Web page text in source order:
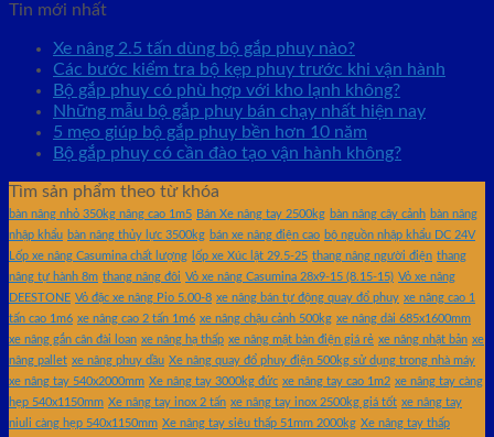
Tin mới nhất
Xe nâng 2.5 tấn dùng bộ gắp phuy nào?
Các bước kiểm tra bộ kẹp phuy trước khi vận hành
Bộ gắp phuy có phù hợp với kho lạnh không?
Những mẫu bộ gắp phuy bán chạy nhất hiện nay
5 mẹo giúp bộ gắp phuy bền hơn 10 năm
Bộ gắp phuy có cần đào tạo vận hành không?
Tìm sản phẩm theo từ khóa
bàn nâng nhỏ 350kg nâng cao 1m5 Bán Xe nâng tay 2500kg bàn nâng cây cảnh bàn nâng
nhập khẩu bàn nâng thủy lực 3500kg bán xe nâng điện cao bộ nguồn nhập khẩu DC 24V
Lốp xe nâng Casumina chất lượng
lốp xe Xúc lật 29.5-25 thang nâng người điện thang
nâng tự hành 8m thang nâng đôi Vỏ xe nâng Casumina 28x9-15 (8.15-15) Vỏ xe nâng
DEESTONE Vỏ đặc xe nâng Pio 5.00-8 xe nâng bán tự động quay đổ phuy xe nâng cao 1
tấn cao 1m6 xe nâng cao 2 tấn 1m6 xe nâng chậu cảnh 500kg xe nâng dài 685x1600mm
xe nâng gắn cân đài loan xe nâng hạ thấp xe nâng mặt bàn điện giá rẻ xe nâng nhật bản xe
nâng pallet xe nâng phuy dầu Xe nâng quay đổ phuy điện 500kg sử dụng trong nhà máy
xe nâng tay 540x2000mm Xe nâng tay 3000kg đức xe nâng tay cao 1m2 xe nâng tay càng
hẹp 540x1150mm Xe nâng tay inox 2 tấn xe nâng tay inox 2500kg giá tốt xe nâng tay
niuli càng hẹp 540x1150mm Xe nâng tay siêu thấp 51mm 2000kg Xe nâng tay thấp